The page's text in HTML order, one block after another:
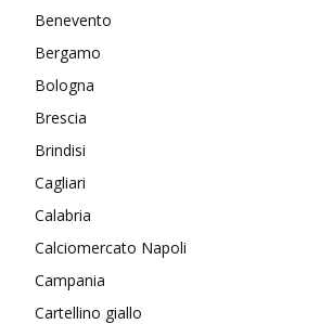
Benevento
Bergamo
Bologna
Brescia
Brindisi
Cagliari
Calabria
Calciomercato Napoli
Campania
Cartellino giallo